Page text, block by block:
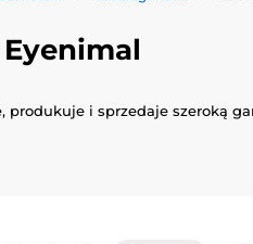
produkuje i sprzedaje szeroką